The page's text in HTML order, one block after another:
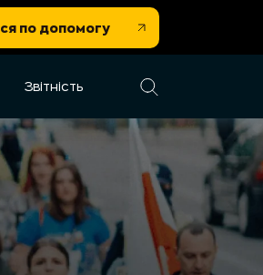
по допомогу
Звітність